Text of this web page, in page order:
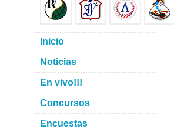
Inicio
Noticias
En vivo!!!
Concursos
Encuestas